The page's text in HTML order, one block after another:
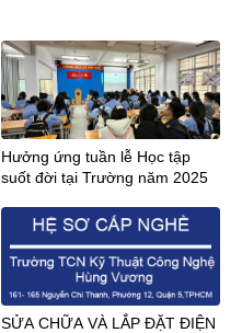
Hưởng ứng tuần lễ Học tập
suốt đời tại Trường năm 2025
SỬA CHỮA VÀ LẮP ĐẶT ĐIỆN